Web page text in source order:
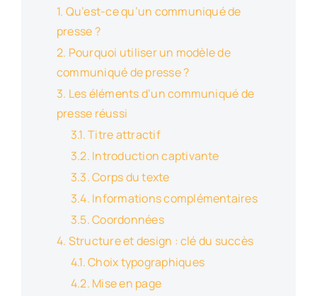
Qu’est-ce qu’un communiqué de
presse ?
Pourquoi utiliser un modèle de
communiqué de presse ?
Les éléments d’un communiqué de
presse réussi
Titre attractif
Introduction captivante
Corps du texte
Informations complémentaires
Coordonnées
Structure et design : clé du succès
Choix typographiques
Mise en page